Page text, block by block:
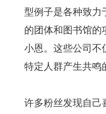
型例子是各种致力
的团体和图书馆的
小恩。这些公司不
特定人群产生共鸣
许多粉丝发现自己